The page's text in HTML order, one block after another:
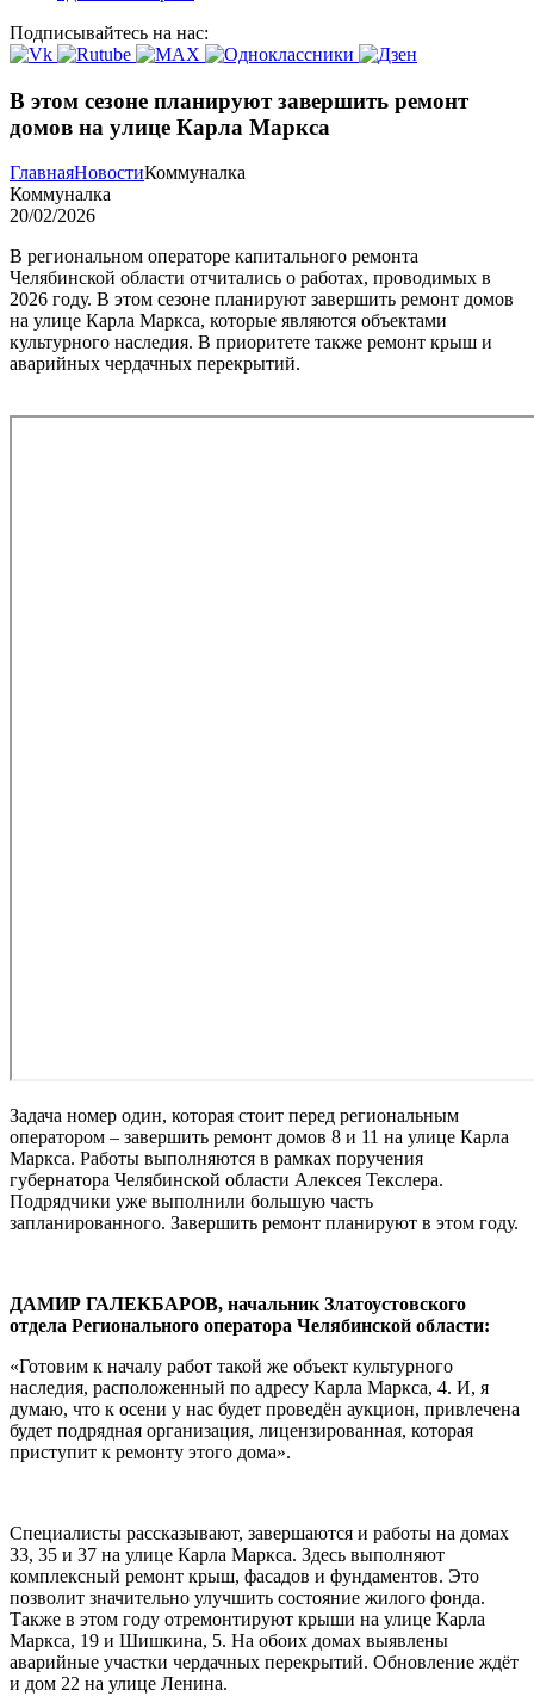
Подписывайтесь на нас:
В этом сезоне планируют завершить ремонт
домов на улице Карла Маркса
ГлавнаяНовостиКоммуналка
Коммуналка
20/02/2026
В региональном операторе капитального ремонта
Челябинской области отчитались о работах, проводимых в
2026 году. В этом сезоне планируют завершить ремонт домов
на улице Карла Маркса, которые являются объектами
культурного наследия. В приоритете также ремонт крыш и
аварийных чердачных перекрытий.
Задача номер один, которая стоит перед региональным
оператором – завершить ремонт домов 8 и 11 на улице Карла
Маркса. Работы выполняются в рамках поручения
губернатора Челябинской области Алексея Текслера.
Подрядчики уже выполнили большую часть
запланированного. Завершить ремонт планируют в этом году.
ДАМИР ГАЛЕКБАРОВ, начальник Златоустовского
отдела Регионального оператора Челябинской области:
«Готовим к началу работ такой же объект культурного
наследия, расположенный по адресу Карла Маркса, 4. И, я
думаю, что к осени у нас будет проведён аукцион, привлечена
будет подрядная организация, лицензированная, которая
приступит к ремонту этого дома».
Специалисты рассказывают, завершаются и работы на домах
33, 35 и 37 на улице Карла Маркса. Здесь выполняют
комплексный ремонт крыш, фасадов и фундаментов. Это
позволит значительно улучшить состояние жилого фонда.
Также в этом году отремонтируют крыши на улице Карла
Маркса, 19 и Шишкина, 5. На обоих домах выявлены
аварийные участки чердачных перекрытий. Обновление ждёт
и дом 22 на улице Ленина.